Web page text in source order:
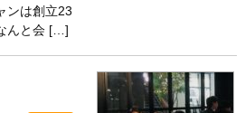
は創立23
んと会 […]